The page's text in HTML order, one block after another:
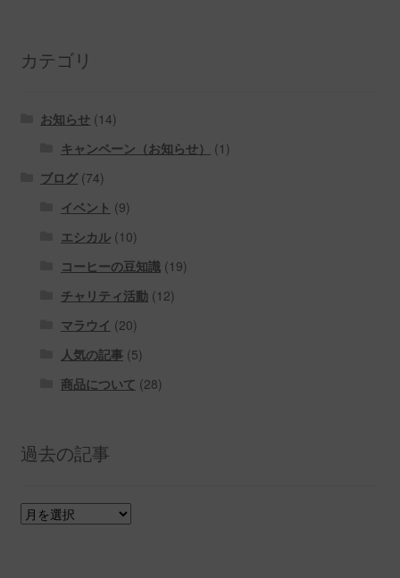
カテゴリ
お知らせ (14)
キャンペーン（お知らせ）
(1)
ブログ (74)
イベント (9)
エシカル(10)
コーヒーの豆知識(19)
チャリティ活動(12)
マラウイ (20)
人気の記事(5)
商品について (28)
過去の記事
過